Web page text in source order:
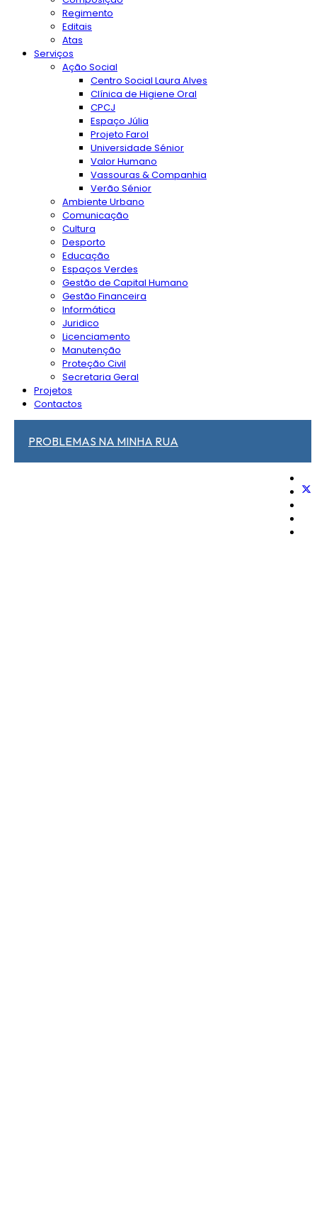
Regimento
Editais
Atas
Serviços
Ação Social
Centro Social Laura Alves
Clínica de Higiene Oral
CPCJ
Espaço Júlia
Projeto Farol
Universidade Sénior
Valor Humano
Vassouras & Companhia
Verão Sénior
Ambiente Urbano
Comunicação
Cultura
Desporto
Educação
Espaços Verdes
Gestão de Capital Humano
Gestão Financeira
Informática
Juridico
Licenciamento
Manutenção
Proteção Civil
Secretaria Geral
Projetos
Contactos
PROBLEMAS NA MINHA RUA